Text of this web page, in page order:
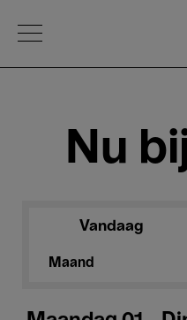
Open Menu
Nu
Vandaag
Maand